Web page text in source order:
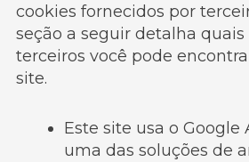
cookies fornecidos por
seção a seguir detalha quais
terceiros você pode
site.
Este site usa o Google
uma das soluções de